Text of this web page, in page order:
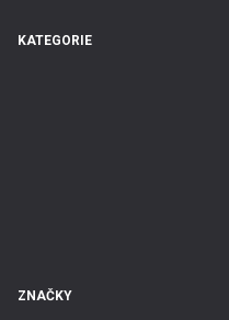
Heslo
KATEGORIE
ZNAČKY